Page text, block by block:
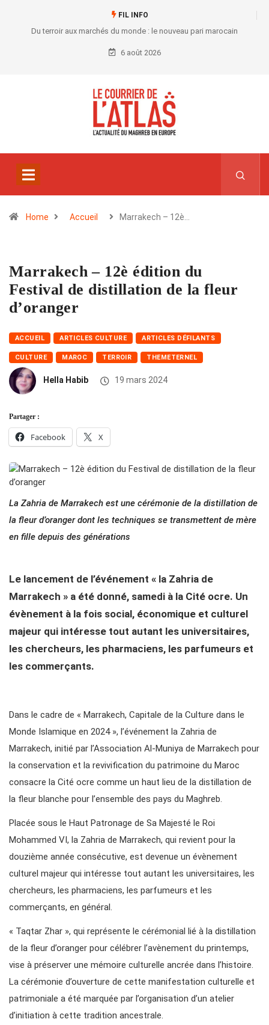
FIL INFO
Du terroir aux marchés du monde : le nouveau pari marocain
6 août 2026
Home Accueil Marrakech – 12è…
Marrakech – 12è édition du
Festival de distillation de la fleur
d’oranger
ACCUEIL ARTICLES CULTURE ARTICLES DÉFILANTS
CULTURE MAROC TERROIR THEMETERNEL
Hella Habib 19 mars 2024
Partager :
Facebook X
La Zahria de Marrakech est une cérémonie de la distillation de
la fleur d’oranger dont les techniques se transmettent de mère
en fille depuis des générations
Le lancement de l’événement « la Zahria de
Marrakech » a été donné, samedi à la Cité ocre. Un
évènement à la fois social, économique et culturel
majeur qui intéresse tout autant les universitaires,
les chercheurs, les pharmaciens, les parfumeurs et
les commerçants.
Dans le cadre de « Marrakech, Capitale de la Culture dans le
Monde Islamique en 2024 », l’événement la Zahria de
Marrakech, initié par l’Association Al-Muniya de Marrakech pour
la conservation et la revivification du patrimoine du Maroc
consacre la Cité ocre comme un haut lieu de la distillation de
la fleur blanche pour l’ensemble des pays du Maghreb.
Placée sous le Haut Patronage de Sa Majesté le Roi
Mohammed VI, la Zahria de Marrakech, qui revient pour la
douzième année consécutive, est devenue un évènement
culturel majeur qui intéresse tout autant les universitaires, les
chercheurs, les pharmaciens, les parfumeurs et les
commerçants, en général.
« Taqtar Zhar », qui représente le cérémonial lié à la distillation
de la fleur d’oranger pour célébrer l’avènement du printemps,
vise à préserver une mémoire culturelle ancrée dans l’histoire.
La cérémonie d’ouverture de cette manifestation culturelle et
patrimoniale a été marquée par l’organisation d’un atelier
d’initiation à cette tradition ancestrale.